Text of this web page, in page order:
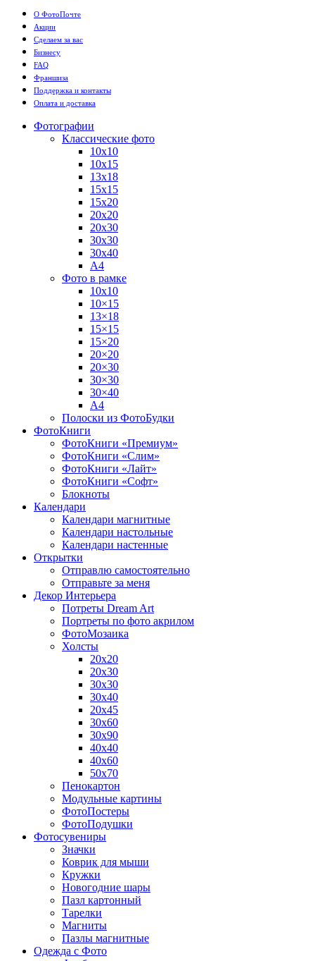
О ФотоПочте
Акции
Сделаем за вас
Бизнесу
FAQ
Франшиза
Поддержка и контакты
Оплата и доставка
Фотографии
Классические фото
10х10
10х15
13х18
15х15
15х20
20х20
20х30
30х30
30х40
А4
Фото в рамке
10х10
10×15
13×18
15×15
15×20
20×20
20×30
30×30
30×40
A4
Полоски из ФотоБудки
ФотоКниги
ФотоКниги «Премиум»
ФотоКниги «Слим»
ФотоКниги «Лайт»
ФотоКниги «Софт»
Блокноты
Календари
Календари магнитные
Календари настольные
Календари настенные
Открытки
Отправлю самостоятельно
Отправьте за меня
Декор Интерьера
Потреты Dream Art
Портреты по фото акрилом
ФотоМозаика
Холсты
20х20
20х30
30х30
30х40
20х45
30х60
30х90
40х40
40х60
50х70
Пенокартон
Модульные картины
ФотоПостеры
ФотоПодушки
Фотоcувениры
Значки
Коврик для мыши
Кружки
Новогодние шары
Пазл картонный
Тарелки
Магниты
Пазлы магнитные
Одежда с Фото